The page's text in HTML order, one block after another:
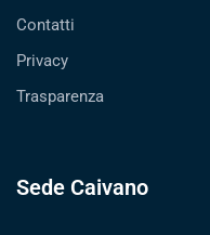
Contatti
Privacy
Trasparenza
Sede Caivano